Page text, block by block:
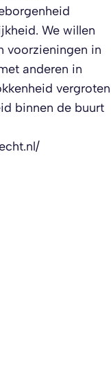
We willen
voorzieningen in
anderen in
vergroten
binnen de buurt